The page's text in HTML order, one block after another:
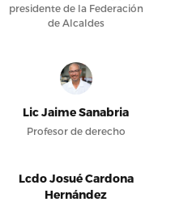
presidente de la Federación
de Alcaldes
Lic Jaime Sanabria
Profesor de derecho
Lcdo Josué Cardona
Hernández